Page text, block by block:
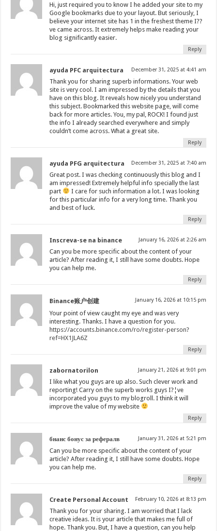
Hi, just required you to know I he added your site to my
Google bookmarks due to your layout. But seriously, I
believe your internet site has 1 in the freshest theme I??
ve came across. It extremely helps make reading your
blog significantly easier.
Reply
ayuda PFC arquitectura December 31, 2025 at 4:41 am
Thank you for sharing superb informations. Your web
site is very cool. I am impressed by the details that you
have on this blog. It reveals how nicely you understand
this subject. Bookmarked this website page, will come
back for more articles. You, my pal, ROCK! I found just
the info I already searched everywhere and simply
couldn’t come across. What a great site.
Reply
ayuda PFG arquitectura December 31, 2025 at 7:40 am
Great post. I was checking continuously this blog and I
am impressed! Extremely helpful info specially the last
part
I care for such information a lot. I was looking
for this particular info for a very long time. Thank you
and best of luck.
Reply
Inscreva-se na binance January 16, 2026 at 2:26 am
Can you be more specific about the content of your
article? After reading it, I still have some doubts. Hope
you can help me.
Reply
Binance账户创建 January 16, 2026 at 10:15 pm
Your point of view caught my eye and was very
interesting. Thanks. I have a question for you.
https://accounts.binance.com/ro/register-person?
ref=HX1JLA6Z
Reply
zabornatorilon January 21, 2026 at 9:01 pm
I like what you guys are up also. Such clever work and
reporting! Carry on the superb works guys I?¦ve
incorporated you guys to my blogroll. I think it will
improve the value of my website
Reply
бнанс бонус за рефералв January 31, 2026 at 5:21 pm
Can you be more specific about the content of your
article? After reading it, I still have some doubts. Hope
you can help me.
Reply
Create Personal Account February 10, 2026 at 8:13 pm
Thank you for your sharing. I am worried that I lack
creative ideas. It is your article that makes me full of
hope. Thank you. But, I have a question, can you help